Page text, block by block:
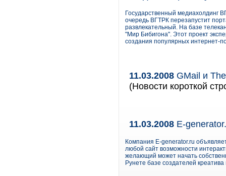
Государственный медиахолдинг
очередь ВГТРК перезапустит
развлекательный. На базе
"Мир Бибигона". Этот проект
создания популярных интернет-
11.03.2008 GMail и
(Новости короткой
11.03.2008 E-
Компания E-generator.ru
любой сайт возможности
желающий может начать
Рунете базе создателей